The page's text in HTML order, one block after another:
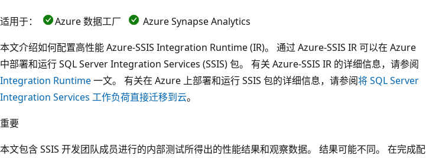
适用于： Azure 数据工厂
Azure Synapse Analytics
本文介绍如何配置高性能 Azure-SSIS Integration Runtime (IR)。 通过 Azure-SSIS IR 可以在 Azure
中部署和运行 SQL Server Integration Services (SSIS) 包。 有关 Azure-SSIS IR 的详细信息，请参阅
Integration Runtime一文。 有关在 Azure 上部署和运行 SSIS 包的详细信息，请参阅将 SQL Server
Integration Services 工作负荷直接迁移到云。
重要
本文包含 SSIS 开发团队成员进行的内部测试所得出的性能结果和观察数据。 结果可能不同。 在完成配